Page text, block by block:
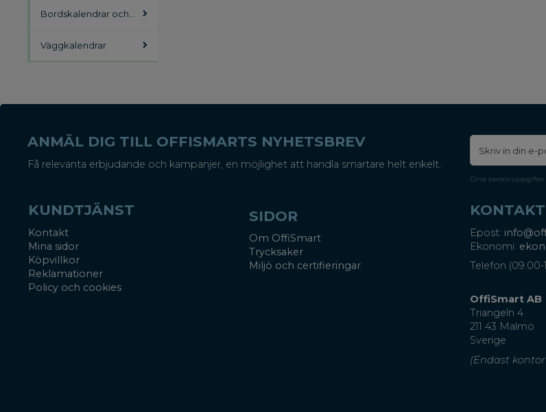
Bordskalendrar och skrivunderlägg
Väggkalendrar
ANMÄL DIG TILL OFFISMARTS NYHETSBREV
Få relevanta erbjudande och kampanjer, en möjlighet att handla smartare helt enkelt.
Dina
KUNDTJÄNST
Kontakt
Mina sidor
Köpvillkor
Reklamationer
Policy och cookies
SIDOR
Om OffiSmart
Trycksaker
Miljö och certifieringar
KONTAKT
Epost:
Ekonomi:
Telefon (09.00-
OffiSmart AB
Triangeln 4
211 43 Malmö
Sverige
(Endast